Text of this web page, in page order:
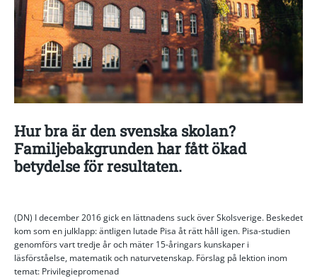
Hur bra är den svenska skolan?
Familjebakgrunden har fått ökad
betydelse för resultaten.
(DN) I december 2016 gick en lättnadens suck över Skolsverige. Beskedet
kom som en julklapp: äntligen lutade Pisa åt rätt håll igen. Pisa-studien
genomförs vart tredje år och mäter 15-åringars kunskaper i
läsförståelse, matematik och naturvetenskap. Förslag på lektion inom
temat: Privilegiepromenad